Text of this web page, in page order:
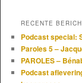
RECENTE
Podcast special:
Paroles 5 –
PAROLES –
Podcast